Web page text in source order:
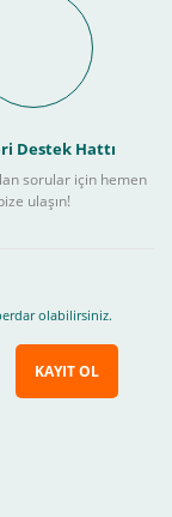
Destek Hattı
sorular için hemen
ulaşın!
olabilirsiniz.
KAYIT OL